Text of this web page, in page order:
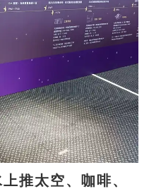
推太空、咖啡、